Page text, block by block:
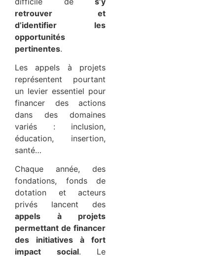
retrouver et
d’identifier les
opportunités
pertinentes.
Les appels à projets
représentent pourtant
un levier essentiel pour
financer des actions
dans des domaines
variés : inclusion,
éducation, insertion,
santé…
Chaque année, des
fondations, fonds de
dotation et acteurs
privés lancent des
appels à projets
permettant de financer
des initiatives à fort
impact social. Le